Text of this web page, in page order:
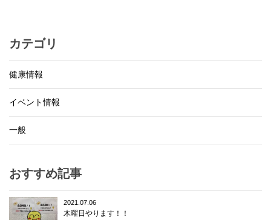
カテゴリ
健康情報
イベント情報
一般
おすすめ記事
2021.07.06
木曜日やります！！